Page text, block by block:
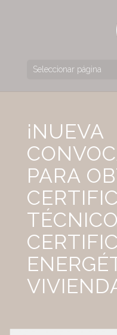
Seleccionar página
¡NUEVA
PARA